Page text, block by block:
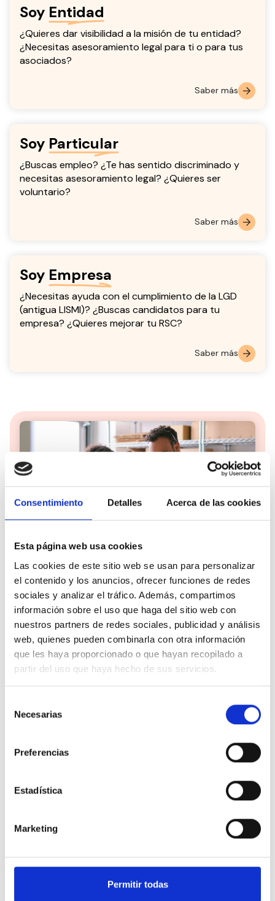
Consentimiento Detalles Acerca de las cookies
Esta página web usa cookies
Las cookies de este sitio web se usan para personalizar
el contenido y los anuncios, ofrecer funciones de redes
sociales y analizar el tráfico. Además, compartimos
información sobre el uso que haga del sitio web con
nuestros partners de redes sociales, publicidad y análisis
web, quienes pueden combinarla con otra información
que les haya proporcionado o que hayan recopilado a
partir del uso que haya hecho de sus servicios.
Necesarias
Preferencias
Estadística
Marketing
Permitir todas
Soy Entidad
¿Quieres dar visibilidad a la misión de tu entidad?
¿Necesitas asesoramiento legal para ti o para tus
asociados?
Saber más
Soy Particular
¿Buscas empleo? ¿Te has sentido discriminado y
necesitas asesoramiento legal? ¿Quieres ser
voluntario?
Saber más
Soy Empresa
¿Necesitas ayuda con el cumplimiento de la LGD
(antigua LISMI)? ¿Buscas candidatos para tu
empresa? ¿Quieres mejorar tu RSC?
Saber más
Te ayudamos a cumplir la LGD
Te asesoramos en cómo cumplir con la Ley
General de Discapacidad fomentando el
empleo de personas con discapacidad.
Saber más
mejorar tu CV y a encontrar la oferta de